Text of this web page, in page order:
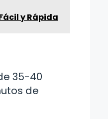
y Rápida
35-40
de